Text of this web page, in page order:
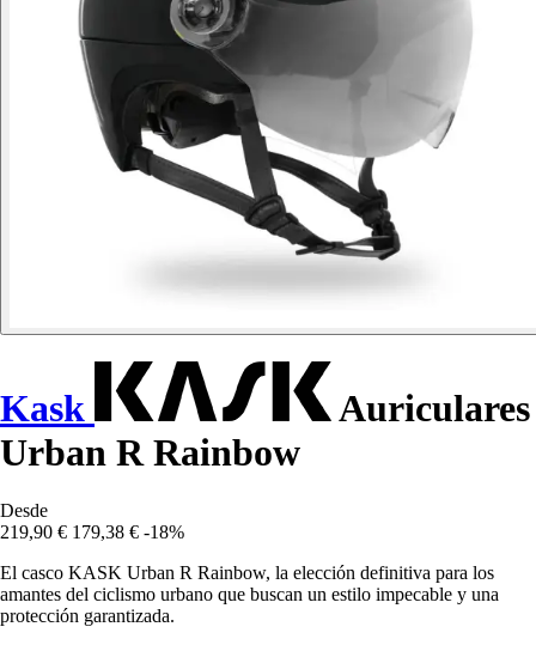
Kask
Auriculares
Urban R Rainbow
Desde
219,90 € 179,38 € -18%
El casco KASK Urban R Rainbow, la elección definitiva para los
amantes del ciclismo urbano que buscan un estilo impecable y una
protección garantizada.